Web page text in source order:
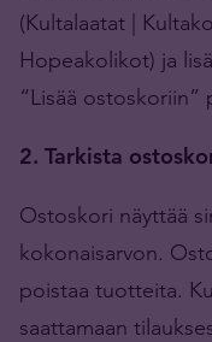
(Kultalaatat |
Hopeakolikot) ja
“Lisää ostoskoriin”
2. Tarkista
Ostoskori näyttää
kokonaisarvon.
poistaa tuotteita.
saattamaan